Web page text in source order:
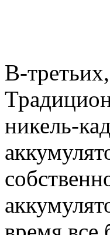
В-
никель-